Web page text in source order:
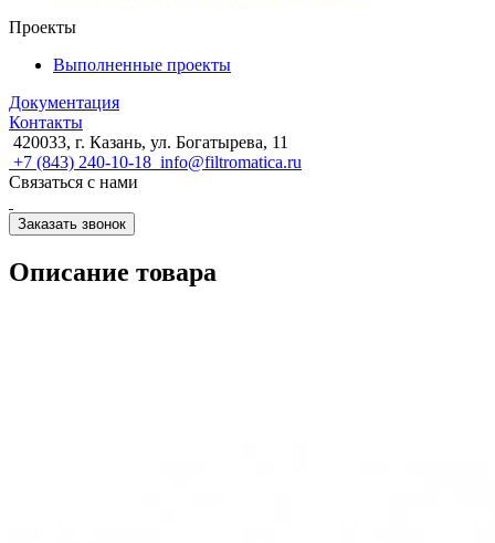
Проекты
Выполненные проекты
Документация
Контакты
420033, г. Казань, ул. Богатырева, 11
+7 (843) 240-10-18 info@filtromatica.ru
Связаться с нами
Заказать звонок
Описание товара